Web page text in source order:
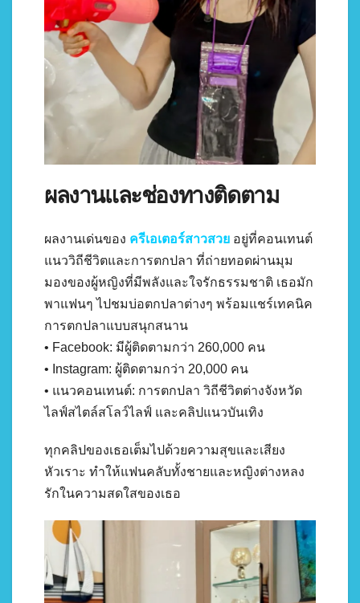
ผลงานและช่องทางติดตาม
ผลงานเด่นของ ครีเอเตอร์สาวสวย อยู่ที่คอนเทนต์
แนววิถีชีวิตและการตกปลา ที่ถ่ายทอดผ่านมุม
มองของผู้หญิงที่มีพลังและใจรักธรรมชาติ เธอมัก
พาแฟนๆ ไปชมบ่อตกปลาต่างๆ พร้อมแชร์เทคนิค
การตกปลาแบบสนุกสนาน
• Facebook: มีผู้ติดตามกว่า 260,000 คน
• Instagram: ผู้ติดตามกว่า 20,000 คน
• แนวคอนเทนต์: การตกปลา วิถีชีวิตต่างจังหวัด
ไลฟ์สไตล์สโลว์ไลฟ์ และคลิปแนวบันเทิง
ทุกคลิปของเธอเต็มไปด้วยความสุขและเสียง
หัวเราะ ทำให้แฟนคลับทั้งชายและหญิงต่างหลง
รักในความสดใสของเธอ